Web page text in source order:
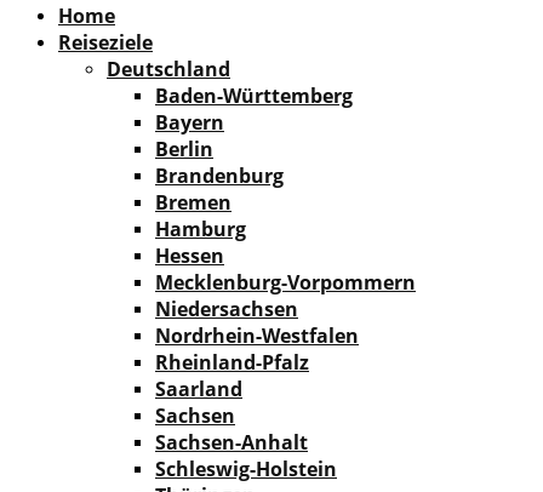
Home
Reiseziele
Deutschland
Baden-Württemberg
Bayern
Berlin
Brandenburg
Bremen
Hamburg
Hessen
Mecklenburg-Vorpommern
Niedersachsen
Nordrhein-Westfalen
Rheinland-Pfalz
Saarland
Sachsen
Sachsen-Anhalt
Schleswig-Holstein